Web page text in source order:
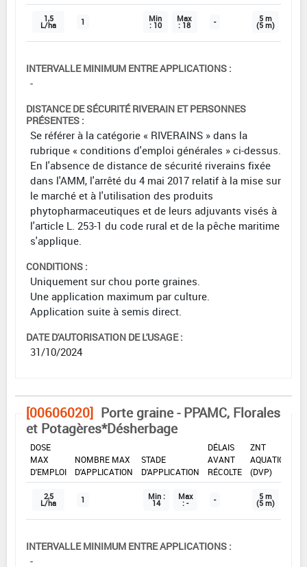
1,5
L/ha 1 Min
: 10
Max
: 18 - 5 m
(5 m)
INTERVALLE MINIMUM ENTRE APPLICATIONS :
-
DISTANCE DE SÉCURITÉ RIVERAIN ET PERSONNES
PRÉSENTES :
Se référer à la catégorie « RIVERAINS » dans la
rubrique « conditions d'emploi générales » ci-dessus.
En l'absence de distance de sécurité riverains fixée
dans l'AMM, l'arrêté du 4 mai 2017 relatif à la mise sur
le marché et à l'utilisation des produits
phytopharmaceutiques et de leurs adjuvants visés à
l'article L. 253-1 du code rural et de la pêche maritime
s'applique.
CONDITIONS :
Uniquement sur chou porte graines.
Une application maximum par culture.
Application suite à semis direct.
DATE D'AUTORISATION DE L'USAGE :
31/10/2024
[00606020] Porte graine - PPAMC, Florales
et Potagères*Désherbage
DOSE
MAX
D'EMPLOI
NOMBRE MAX
D'APPLICATION
STADE
D'APPLICATION
DÉLAIS
AVANT
RÉCOLTE
ZNT
AQUATIQUE
(DVP)
2,5
L/ha 1 Min :
14
Max
: - - 5 m
(5 m)
INTERVALLE MINIMUM ENTRE APPLICATIONS :
-